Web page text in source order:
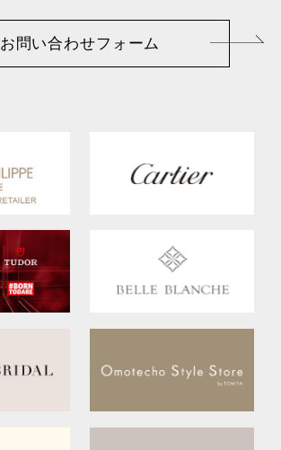
お問い合わせフォーム